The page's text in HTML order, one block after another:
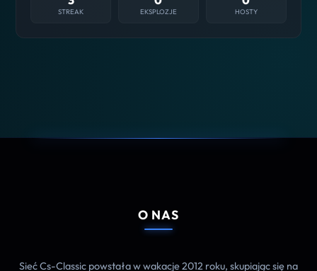
STREAK EKSPLOZJE HOSTY
O NAS
Sieć Cs-Classic powstała w wakacje 2012 roku, skupiając się na